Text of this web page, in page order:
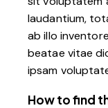
laudantium,
ab illo
beatae vitae
ipsam
How to find